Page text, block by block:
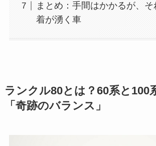
まとめ：手間はかかるが、
着が湧く車
ランクル80とは？60系と100
「奇跡のバランス」